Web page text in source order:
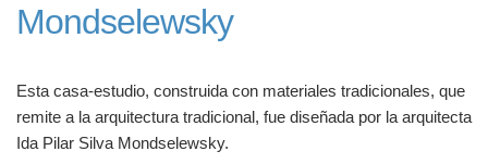
Mondselewsky
Esta casa-estudio, construida con materiales tradicionales, que
remite a la arquitectura tradicional, fue diseñada por la arquitecta
Ida Pilar Silva Mondselewsky.